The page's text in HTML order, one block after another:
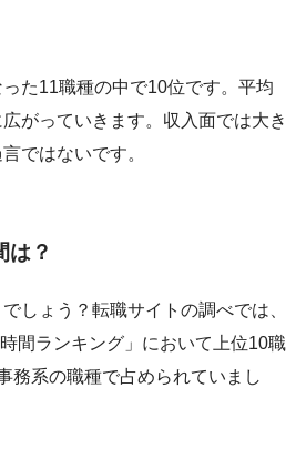
た11職種の中で10位です。平均
がっていきます。収入面では大き
ではないです。
は？
しょう？転職サイトの調べでは、
間ランキング」において上位10職
務系の職種で占められていまし